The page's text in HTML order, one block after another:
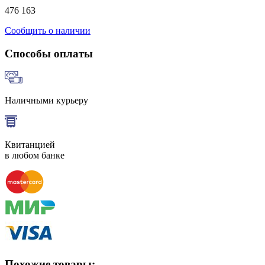
476 163
Сообщить о наличии
Способы оплаты
Наличными курьеру
Квитанцией
в любом банке